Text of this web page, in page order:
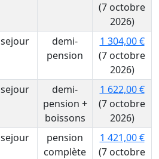
(7 octobre
2026)
sejour
demi-
pension
1 304,00 €
(7 octobre
2026)
sejour
demi-
pension +
boissons
1 622,00 €
(7 octobre
2026)
sejour
pension
complète
1 421,00 €
(7 octobre